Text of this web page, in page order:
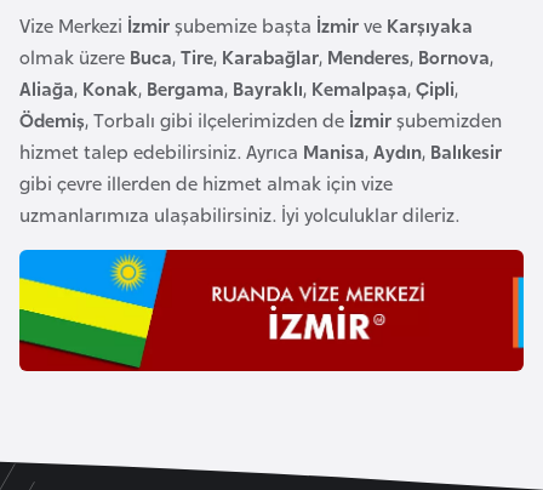
Vize Merkezi İzmirşubemize başta İzmirve Karşıyaka
olmak üzere Buca,Tire, Karabağlar, Menderes, Bornova,
Aliağa, Konak, Bergama, Bayraklı, Kemalpaşa,Çipli,
Ödemiş, Torbalı gibi ilçelerimizden de İzmirşubemizden
hizmet talep edebilirsiniz. Ayrıca Manisa,Aydın, Balıkesir
gibi çevre illerden de hizmet almak için vize
uzmanlarımıza ulaşabilirsiniz. İyi yolculuklar dileriz.
n
E
r
m
e
n
i
s
t
a
n
s